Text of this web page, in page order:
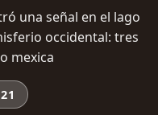
una señal en el lago
occidental: tres
mexica